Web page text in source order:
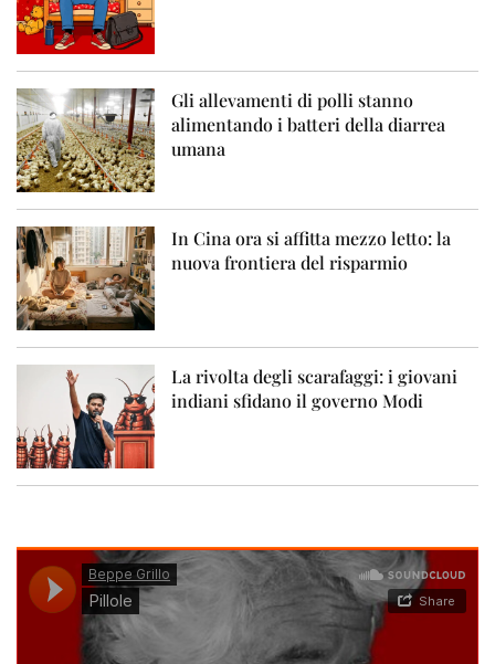
Gli allevamenti di polli stanno
alimentando i batteri della diarrea
umana
In Cina ora si affitta mezzo letto: la
nuova frontiera del risparmio
La rivolta degli scarafaggi: i giovani
indiani sfidano il governo Modi